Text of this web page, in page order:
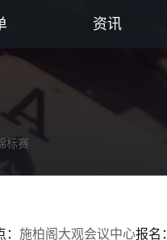
资讯
标赛
施柏阁大观会议中心报名：